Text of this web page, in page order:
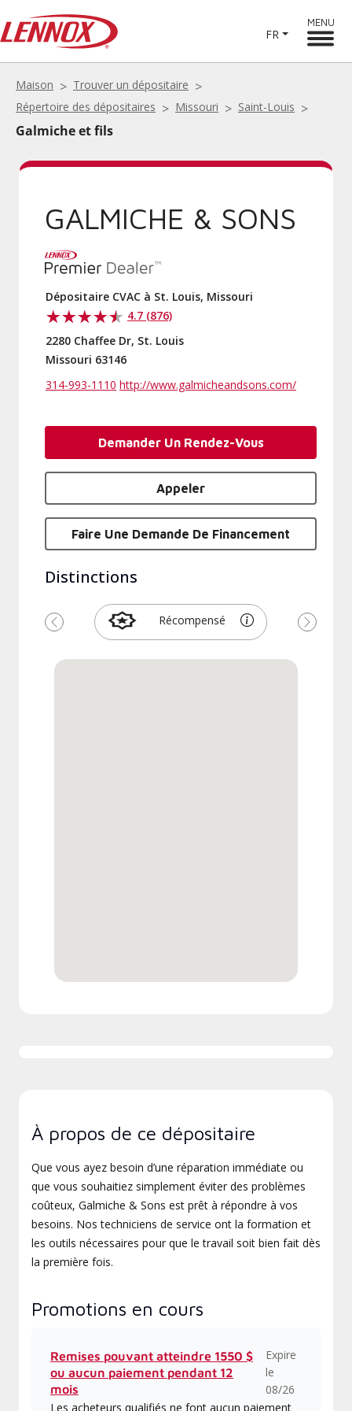
FR
MENU
Maison
Trouver un dépositaire
Répertoire des dépositaires
Missouri Saint-Louis
Galmiche et fils
GALMICHE & SONS
Dépositaire CVAC à St. Louis, Missouri
4.7 (876)
2280 Chaffee Dr, St. Louis
Missouri 63146
314-993-1110 http://www.galmicheandsons.com/
Demander Un Rendez-Vous
Appeler
Faire Une Demande De Financement
Distinctions
Récompensé
Précédent Suivant
À propos de ce dépositaire
Que vous ayez besoin d’une réparation immédiate ou
que vous souhaitiez simplement éviter des problèmes
coûteux, Galmiche & Sons est prêt à répondre à vos
besoins. Nos techniciens de service ont la formation et
les outils nécessaires pour que le travail soit bien fait dès
la première fois.
Promotions en cours
Remises pouvant atteindre 1550 $
ou aucun paiement pendant 12
mois
Expire
le
08/26
Les acheteurs qualifiés ne font aucun paiement